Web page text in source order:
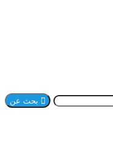
بحث عن